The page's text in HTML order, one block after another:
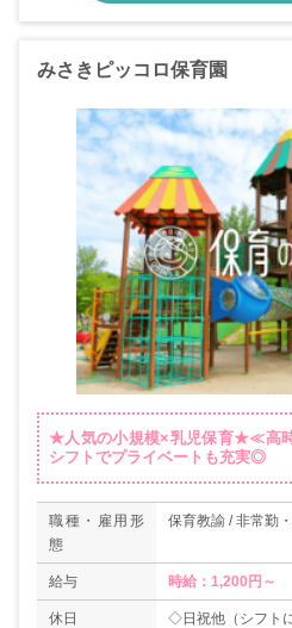
みさきピッコロ保育園
★人気の小規模×乳児保育★≪高
シフトでプライベートも充実◎
職種・雇用形
態
保育教諭 / 非常勤
給与 時給：1,200円～
休日 ◇日祝他（シフト